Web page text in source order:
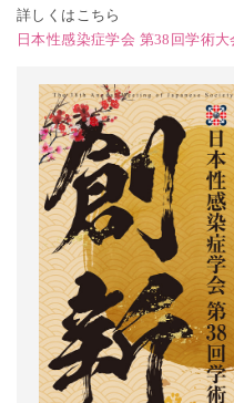
詳しくはこちら
日本性感染症学会 第38回学術大